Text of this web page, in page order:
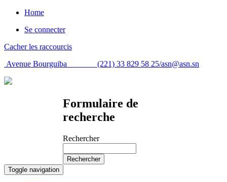
Home
Se connecter
Cacher les raccourcis
Avenue Bourguiba (221) 33 829 58 25/asn@asn.sn
Formulaire de
recherche
Rechercher
Rechercher
Toggle navigation